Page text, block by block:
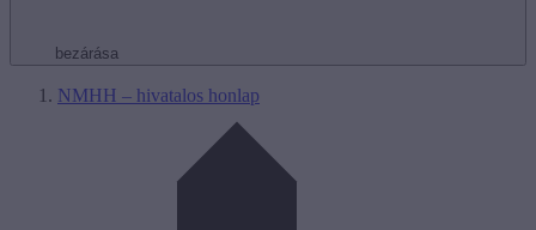
bezárása
NMHH – hivatalos honlap